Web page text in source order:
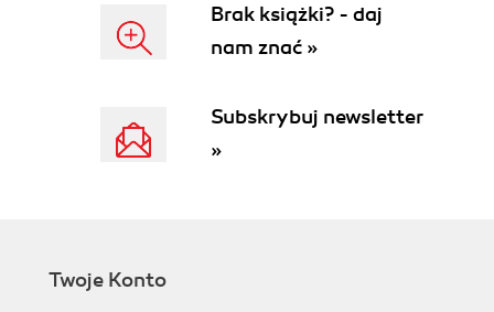
Ustal procedurę (236)
Dla daltonistów (246)
Rozdział 13. Pokaż to światu! (255)
Kącik porad mistrzów fotografii (Kelle Hampton)
Brak książki? - daj
nam znać »
Subskrybuj newsletter
»
Twoje Konto